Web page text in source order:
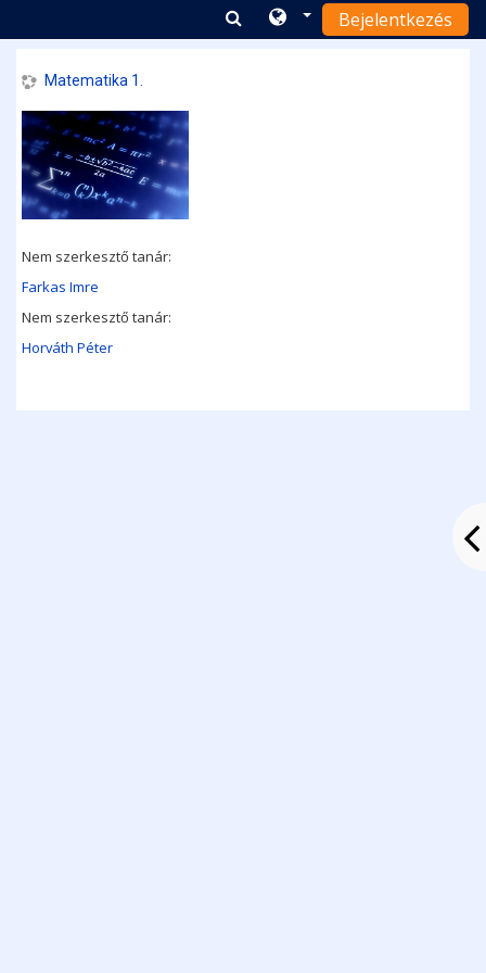
Tovább a fő tartalomhoz
Bejelentkezés
Matematika 1.
Nem szerkesztő tanár:
Farkas Imre
Nem szerkesztő tanár:
Horváth Péter